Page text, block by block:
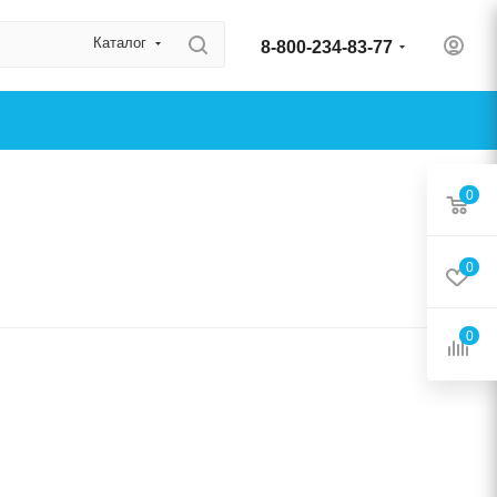
Каталог 8-800-234-83-77
0
0
0